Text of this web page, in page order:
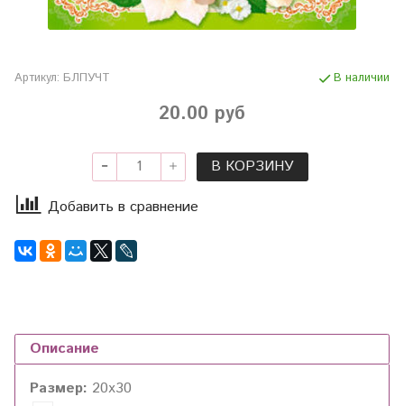
Артикул: БЛПУЧТ В наличии
20.00 руб
В КОРЗИНУ
Добавить в сравнение
Описание
Размер: 20х30